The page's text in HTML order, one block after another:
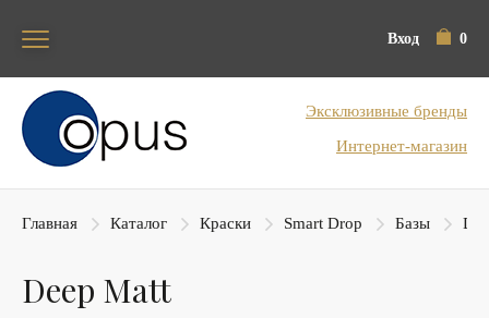
Вход 0
Блок поиска
Эксклюзивные бренды
Интернет-магазин
Главная Каталог Краски Smart Drop Базы
Deep Matt